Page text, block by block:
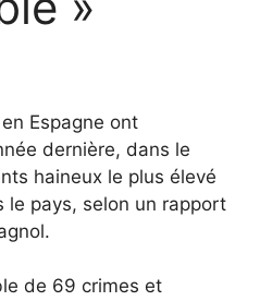
Espagne ont
dernière, dans le
haineux le plus élevé
le pays, selon un rapport
de 69 crimes et